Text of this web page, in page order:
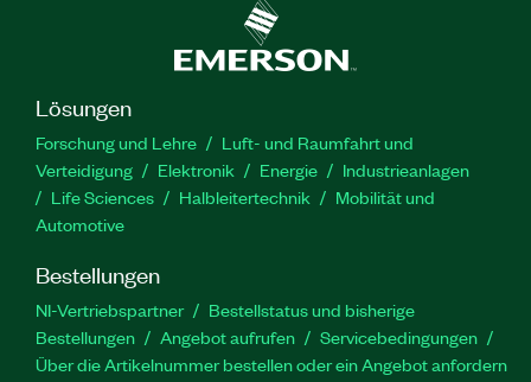
Lösungen
Forschung und Lehre
Luft- und Raumfahrt und
Verteidigung
Elektronik Energie
Industrieanlagen
Life Sciences
Halbleitertechnik
Mobilität und
Automotive
Bestellungen
NI-Vertriebspartner
Bestellstatus und bisherige
Bestellungen
Angebot aufrufen
Servicebedingungen
Über die Artikelnummer bestellen oder ein Angebot anfordern